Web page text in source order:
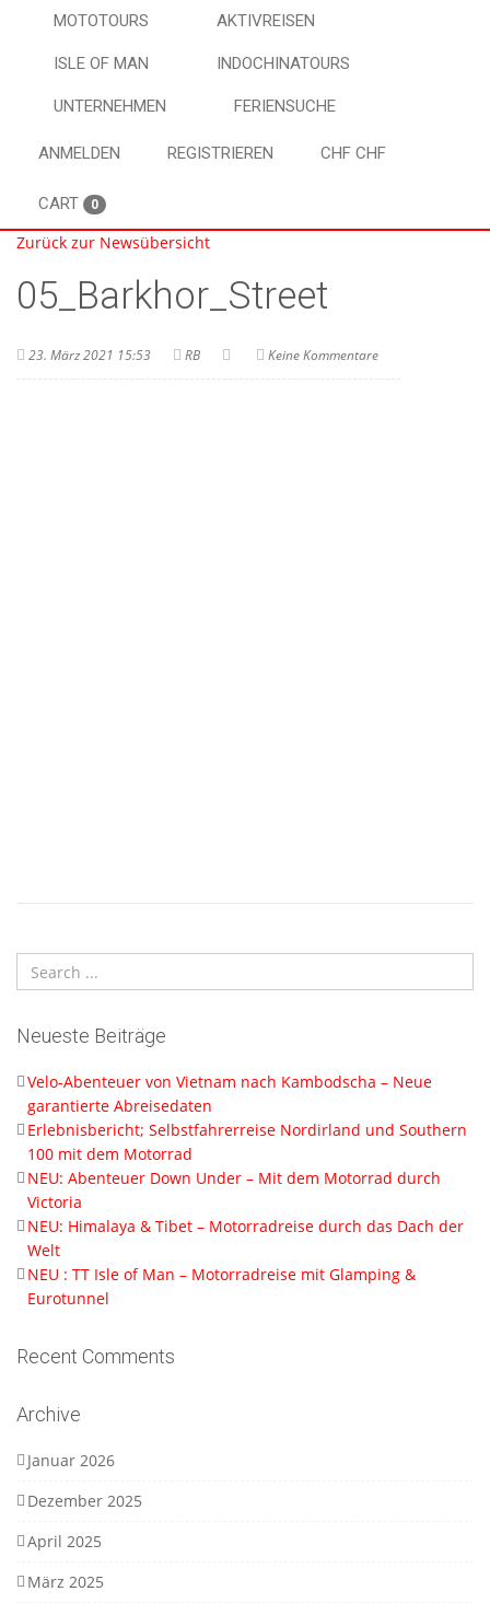
MOTOTOURS AKTIVREISEN
ISLE OF MAN INDOCHINATOURS
UNTERNEHMEN FERIENSUCHE
ANMELDEN REGISTRIEREN CHF CHF
CART 0
Zurück zur Newsübersicht
05_Barkhor_Street
23. März 2021 15:53 RB Keine Kommentare
Neueste Beiträge
Velo-Abenteuer von Vietnam nach Kambodscha – Neue
garantierte Abreisedaten
Erlebnisbericht; Selbstfahrerreise Nordirland und Southern
100 mit dem Motorrad
NEU: Abenteuer Down Under – Mit dem Motorrad durch
Victoria
NEU: Himalaya & Tibet – Motorradreise durch das Dach der
Welt
NEU : TT Isle of Man – Motorradreise mit Glamping &
Eurotunnel
Recent Comments
Archive
Januar 2026
Dezember 2025
April 2025
März 2025